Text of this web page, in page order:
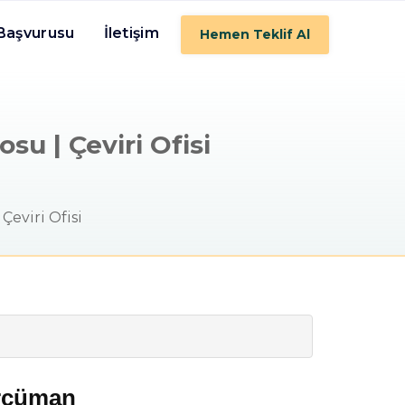
İletişim Hemen Teklif Al
| Çeviri Ofisi
Ofisi